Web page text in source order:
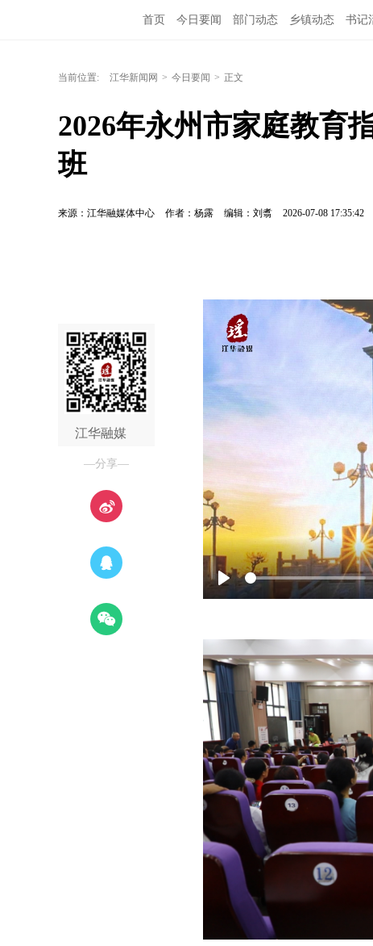
首页 今日要闻 部门动态 乡镇动态 书记
当前位置: 江华新闻网 > 今日要闻 > 正文
2026年永州市家庭教育
班
来源：江华融媒体中心 作者：杨露 编辑：刘翥 2026-07-08 17:35:42
江华融媒
—分享—
Play